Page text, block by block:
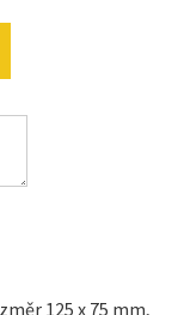
125 x 75 mm,